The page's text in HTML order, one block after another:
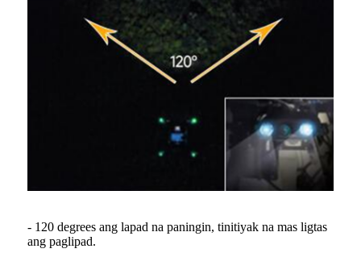
- 120 degrees ang lapad na paningin, tinitiyak na mas ligtas
ang paglipad.